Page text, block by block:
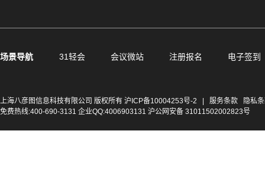
场景导航 31轻会 会议微站 注册报名 电子签到
上海八彦图信息科技有限公司 版权所有 沪ICP备10004253号-2 服务条款
隐私
免费热线:400-690-3131 企业QQ:4006903131 沪公网安备 31011502002823号